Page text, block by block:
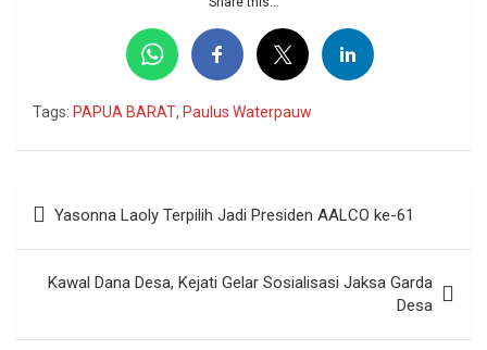
Tags: PAPUA BARAT, Paulus Waterpauw
pos
Yasonna Laoly Terpilih Jadi Presiden AALCO ke-61
Kawal Dana Desa, Kejati Gelar Sosialisasi Jaksa Garda
Desa